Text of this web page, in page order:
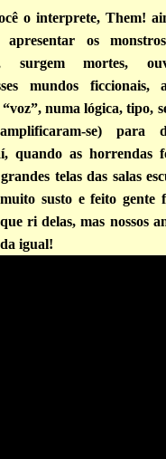
o interprete, Them!
os
surgem mortes,
mundos ficcionais,
numa lógica, tipo,
se) para
quando as horrendas
telas das salas
susto e feito gente
ri delas, mas nossos
igual!